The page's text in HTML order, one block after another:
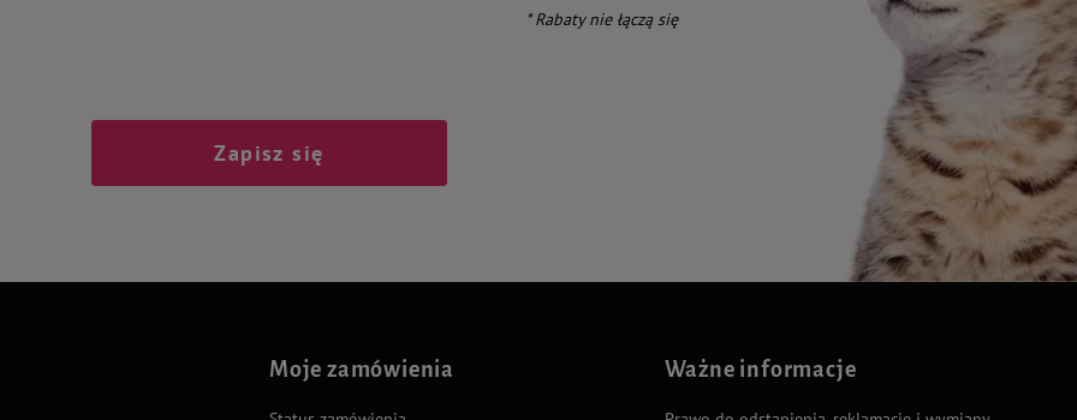
* Rabaty nie łączą się
Zapisz się
Moje zamówienia Ważne informacje